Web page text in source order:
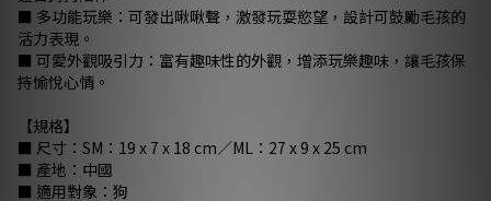
■ 多功能玩樂：可發出啾啾聲，激發玩耍慾望，設計可鼓勵毛孩的
活力表現。
■ 可愛外觀吸引力：富有趣味性的外觀，增添玩樂趣味，讓毛孩保
持愉悅心情。
【規格】
■ 尺寸：SM：19 x 7 x 18 cm／ML：27 x 9 x 25 cm
■ 產地：中國
■ 適用對象：狗